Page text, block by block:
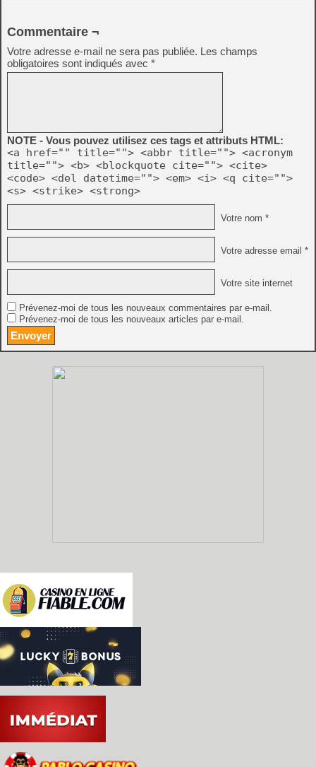
Commentaire ¬
Votre adresse e-mail ne sera pas publiée. Les champs
obligatoires sont indiqués avec *
NOTE - Vous pouvez utilisez ces tags et attributs HTML:
<a href="" title=""> <abbr title=""> <acronym
title=""> <b> <blockquote cite=""> <cite>
<code> <del datetime=""> <em> <i> <q cite="">
<s> <strike> <strong>
Votre nom *
Votre adresse email *
Votre site internet
Prévenez-moi de tous les nouveaux commentaires par e-mail.
Prévenez-moi de tous les nouveaux articles par e-mail.